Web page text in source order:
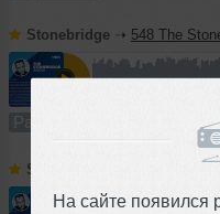
На сайте появился
Stonebridge ➝ 548 The
Радио-шоу В
Stonebridge